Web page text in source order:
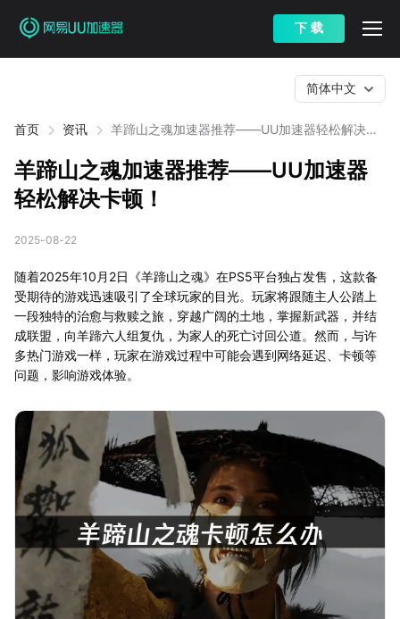
下 载
首页 资讯
羊蹄山之魂加速器推荐——UU加速器轻松解决卡
简体中文
羊蹄山之魂加速器推荐——UU加速器
轻松解决卡顿！
2025-08-22
随着2025年10月2日《羊蹄山之魂》在PS5平台独占发售，这款备
受期待的游戏迅速吸引了全球玩家的目光。玩家将跟随主人公踏上
一段独特的治愈与救赎之旅，穿越广阔的土地，掌握新武器，并结
成联盟，向羊蹄六人组复仇，为家人的死亡讨回公道。然而，与许
多热门游戏一样，玩家在游戏过程中可能会遇到网络延迟、卡顿等
问题，影响游戏体验。